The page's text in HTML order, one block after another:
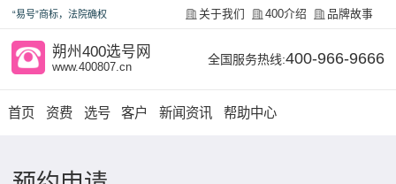
“易号”商标，法院确权 关于我们 400介绍 品牌故事
朔州400选号网
www.400807.cn
全国服务热线:400-966-9666
首页 资费 选号 客户 新闻资讯 帮助中心